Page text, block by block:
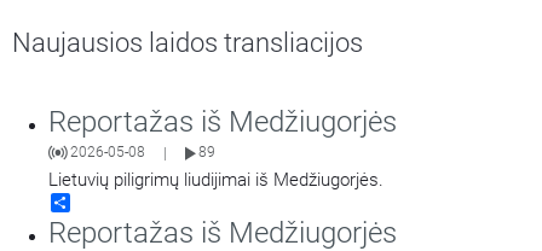
Naujausios laidos transliacijos
Reportažas iš Medžiugorjės
2026-05-08 89
Lietuvių piligrimų liudijimai iš Medžiugorjės.
Reportažas iš Medžiugorjės